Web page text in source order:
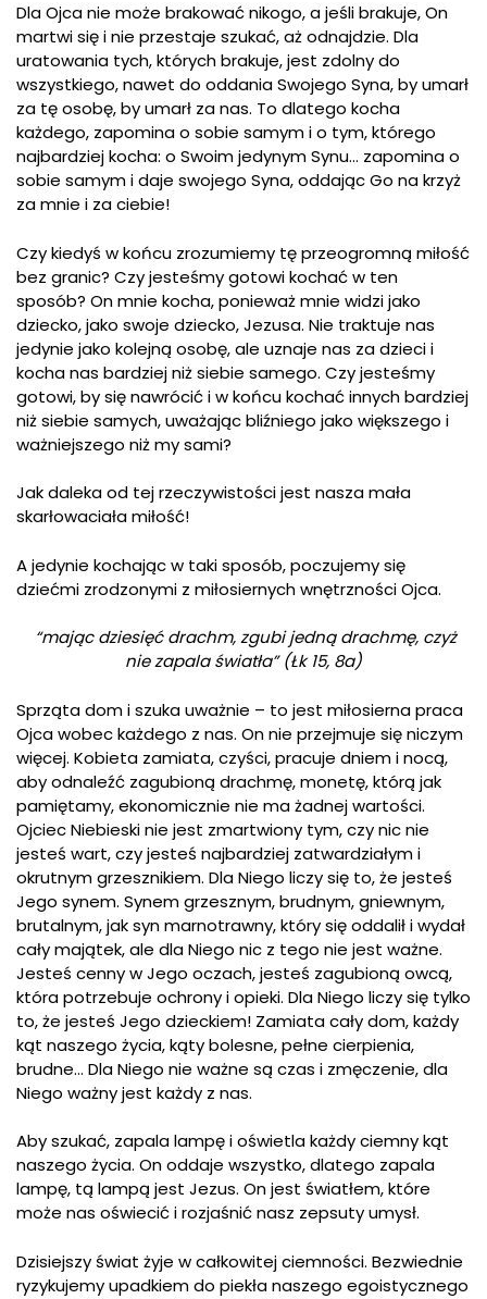
Dla Ojca nie może brakować nikogo, a jeśli brakuje, On
martwi się i nie przestaje szukać, aż odnajdzie. Dla
uratowania tych, których brakuje, jest zdolny do
wszystkiego, nawet do oddania Swojego Syna, by umarł
za tę osobę, by umarł za nas. To dlatego kocha
każdego, zapomina o sobie samym i o tym, którego
najbardziej kocha: o Swoim jedynym Synu… zapomina o
sobie samym i daje swojego Syna, oddając Go na krzyż
za mnie i za ciebie!
Czy kiedyś w końcu zrozumiemy tę przeogromną miłość
bez granic? Czy jesteśmy gotowi kochać w ten
sposób? On mnie kocha, ponieważ mnie widzi jako
dziecko, jako swoje dziecko, Jezusa. Nie traktuje nas
jedynie jako kolejną osobę, ale uznaje nas za dzieci i
kocha nas bardziej niż siebie samego. Czy jesteśmy
gotowi, by się nawrócić i w końcu kochać innych bardziej
niż siebie samych, uważając bliźniego jako większego i
ważniejszego niż my sami?
Jak daleka od tej rzeczywistości jest nasza mała
skarłowaciała miłość!
A jedynie kochając w taki sposób, poczujemy się
dziećmi zrodzonymi z miłosiernych wnętrzności Ojca.
“mając dziesięć drachm, zgubi jedną drachmę, czyż
nie zapala światła” (Łk 15, 8a)
Sprząta dom i szuka uważnie – to jest miłosierna praca
Ojca wobec każdego z nas. On nie przejmuje się niczym
więcej. Kobieta zamiata, czyści, pracuje dniem i nocą,
aby odnaleźć zagubioną drachmę, monetę, którą jak
pamiętamy, ekonomicznie nie ma żadnej wartości.
Ojciec Niebieski nie jest zmartwiony tym, czy nic nie
jesteś wart, czy jesteś najbardziej zatwardziałym i
okrutnym grzesznikiem. Dla Niego liczy się to, że jesteś
Jego synem. Synem grzesznym, brudnym, gniewnym,
brutalnym, jak syn marnotrawny, który się oddalił i wydał
cały majątek, ale dla Niego nic z tego nie jest ważne.
Jesteś cenny w Jego oczach, jesteś zagubioną owcą,
która potrzebuje ochrony i opieki. Dla Niego liczy się tylko
to, że jesteś Jego dzieckiem! Zamiata cały dom, każdy
kąt naszego życia, kąty bolesne, pełne cierpienia,
brudne… Dla Niego nie ważne są czas i zmęczenie, dla
Niego ważny jest każdy z nas.
Aby szukać, zapala lampę i oświetla każdy ciemny kąt
naszego życia. On oddaje wszystko, dlatego zapala
lampę, tą lampą jest Jezus. On jest światłem, które
może nas oświecić i rozjaśnić nasz zepsuty umysł.
Dzisiejszy świat żyje w całkowitej ciemności. Bezwiednie
ryzykujemy upadkiem do piekła naszego egoistycznego